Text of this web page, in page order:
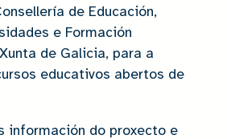
de Educación,
e Formación
de Galicia, para a
educativos abertos de
información do proxecto e